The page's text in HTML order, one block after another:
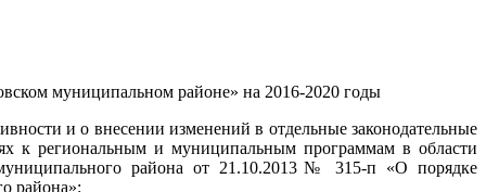
муниципальном районе» на 2016-2020 годы
и о внесении изменений в отдельные законодательные
к региональным и муниципальным программам в области
муниципального района от 21.10.2013№ 315-п «О порядке
района»: